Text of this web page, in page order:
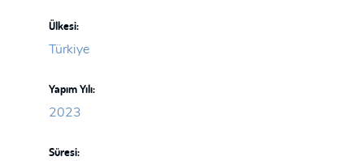
Ülkesi:
Türkiye
Yapım Yılı:
2023
Süresi: